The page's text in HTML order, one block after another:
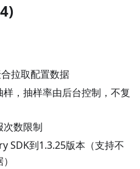
拉取配置数据
，抽样率由后台控制，不复
次数限制
SDK到1.3.25版本（支持不